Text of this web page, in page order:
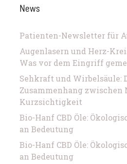
News
Patienten-Newsletter für
Augenlasern und Herz-
Was vor dem Eingriff
Sehkraft und Wirbelsäule:
Zusammenhang zwischen
Kurzsichtigkeit
Bio-Hanf CBD Öle:
an Bedeutung
Bio-Hanf CBD Öle:
an Bedeutung